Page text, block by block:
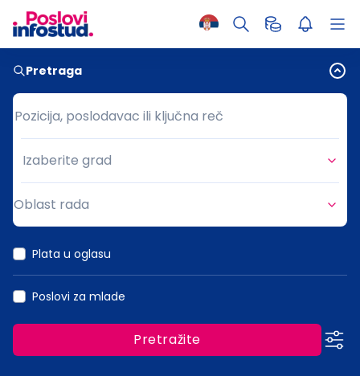
Pretraga
Pozicija, poslodavac ili ključna reč
Pozicija, poslodavac ili ključna reč
Grad
Izaberite grad
Oblast rada
Plata u oglasu
Poslovi za mlade
Pretražite